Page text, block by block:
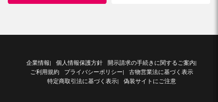
企業情報| 個人情報保護方針 開示請求の手続きに関するご案内|
ご利用規約 プライバシーポリシー|
古物営業法に基づく表示
特定商取引法に基づく表示| 偽装サイトにご注意